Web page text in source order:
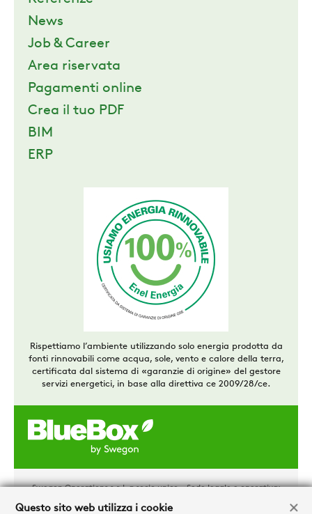
News
Job & Career
Area riservata
Pagamenti online
Crea il tuo PDF
BIM
ERP
Rispettiamo l’ambiente utilizzando solo energia prodotta da
fonti rinnovabili come acqua, sole, vento e calore della terra,
certificata dal sistema di «garanzie di origine» del gestore
servizi energetici, in base alla direttiva ce 2009/28/ce.
Swegon Operations s.r.l. a socio unico - Sede legale e operativa:
Tel. +39 0426 921111 - Cap. Soc. € 1.500.000,00 i.v - P.IVA
Questo sito web utilizza i cookie